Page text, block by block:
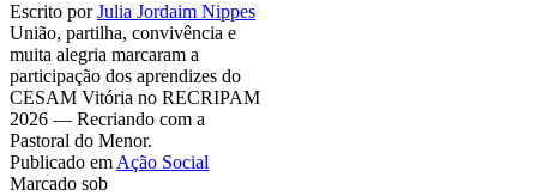
Escrito porJulia Jordaim Nippes
União, partilha, convivência e
muita alegria marcaram a
participação dos aprendizes do
CESAM Vitória no RECRIPAM
2026 — Recriando com a
Pastoral do Menor.
Publicado em Ação Social
Marcado sob